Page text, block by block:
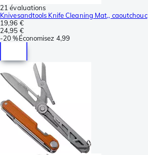
21 évaluations
Knivesandtools Knife Cleaning Mat,, caoutchouc
19,96 €
24,95 €
-20 %Économisez 4,99